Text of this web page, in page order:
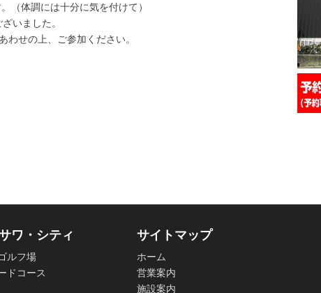
（体調には十分に気を付けて）
いました。
わせの上、ご参加ください。
ワ・シティ
ルフ場
ドコース
サイトマップ
ホーム
営業案内
施設案内